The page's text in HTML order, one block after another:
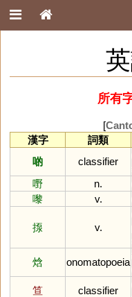
所有
[
漢字
詞類
啲
classifier
嘢
n.
嚟
v.
揼 v.
焓
onomatopoeia
笪
classifier